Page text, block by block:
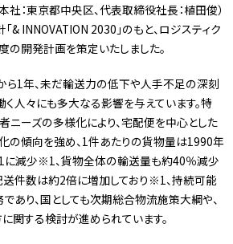
社：東京都中央区、代表取締役社長：植田俊）
& INNOVATION 2030」のもと、ロジスティク
の開発計画を策定いたしました。
ら1年、未だ輸送力の低下や人手不足の深刻
人々にも多大なる影響を与えています。特
ニーズの多様化により、宅配便を中心とした
の傾向を強め、1件あたりの貨物量は1990年
減少※1、貨物全体の輸送量も約40％減少
送件数は約2倍に増加しており※1、持続可能
あり、国としても次期総合物流施策大綱や、
関する検討が進められています。